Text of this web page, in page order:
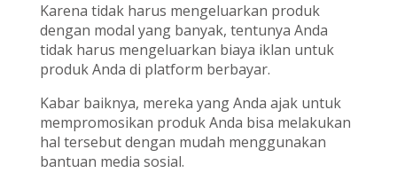
Karena tidak harus mengeluarkan produk
dengan modal yang banyak, tentunya Anda
tidak harus mengeluarkan biaya iklan untuk
produk Anda di platform berbayar.
Kabar baiknya, mereka yang Anda ajak untuk
mempromosikan produk Anda bisa melakukan
hal tersebut dengan mudah menggunakan
bantuan media sosial.